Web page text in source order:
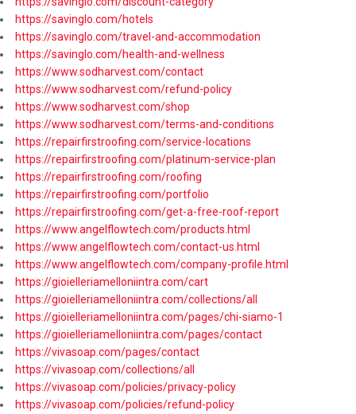
https://savinglo.com/hotels
https://savinglo.com/travel-and-accommodation
https://savinglo.com/health-and-wellness
https://www.sodharvest.com/contact
https://www.sodharvest.com/refund-policy
https://www.sodharvest.com/shop
https://www.sodharvest.com/terms-and-conditions
https://repairfirstroofing.com/service-locations
https://repairfirstroofing.com/platinum-service-plan
https://repairfirstroofing.com/roofing
https://repairfirstroofing.com/portfolio
https://repairfirstroofing.com/get-a-free-roof-report
https://www.angelflowtech.com/products.html
https://www.angelflowtech.com/contact-us.html
https://www.angelflowtech.com/company-profile.html
https://gioielleriamelloniintra.com/cart
https://gioielleriamelloniintra.com/collections/all
https://gioielleriamelloniintra.com/pages/chi-siamo-1
https://gioielleriamelloniintra.com/pages/contact
https://vivasoap.com/pages/contact
https://vivasoap.com/collections/all
https://vivasoap.com/policies/privacy-policy
https://vivasoap.com/policies/refund-policy